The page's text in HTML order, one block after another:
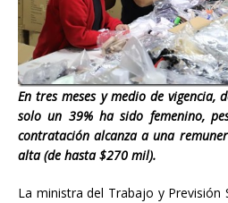
En tres meses y medio de vigencia,
solo un 39% ha sido femenino,
contratación alcanza a una
alta (de hasta $270 mil).
La ministra del Trabajo y Previsión